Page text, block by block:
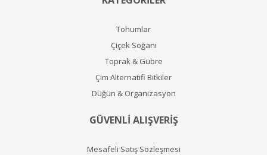
Tohumlar
Çiçek Soğanı
Toprak & Gübre
Çim Alternatifi Bitkiler
Düğün & Organizasyon
GÜVENLİ ALIŞVERİŞ
Mesafeli Satış Sözleşmesi